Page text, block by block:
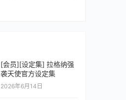
[会员][设定集] 拉格纳强
袭天使官方设定集
2026年6月14日